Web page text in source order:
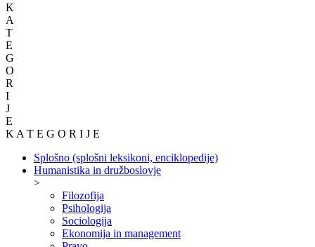
K
A
T
E
G
O
R
I
J
E
K A T E G O R I J E
Splošno (splošni leksikoni, enciklopedije)
Humanistika in družboslovje
>
Filozofija
Psihologija
Sociologija
Ekonomija in management